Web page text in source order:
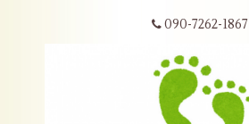
090-7262-1867